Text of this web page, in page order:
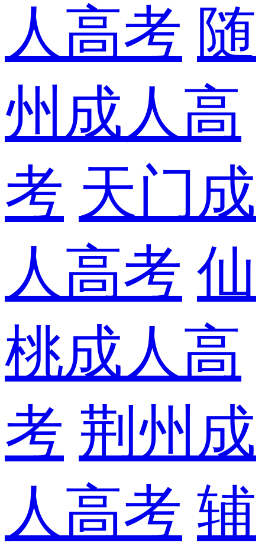
人高考 随
州成人高
考 天门成
人高考 仙
桃成人高
考 荆州成
人高考 辅